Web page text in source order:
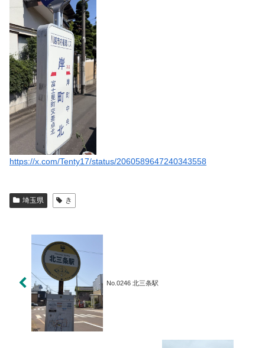
https://x.com/Tenty17/status/2060589647240343558
埼玉県 き
No.0246 北三条駅